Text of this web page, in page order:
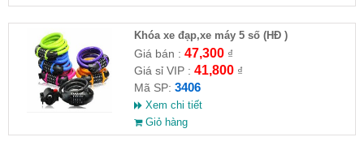
Khóa xe đạp,xe máy 5 số (HĐ )
Giá bán : 47,300₫
Giá sỉ VIP : 41,800₫
Mã SP: 3406
Xem chi tiết
Giỏ hàng